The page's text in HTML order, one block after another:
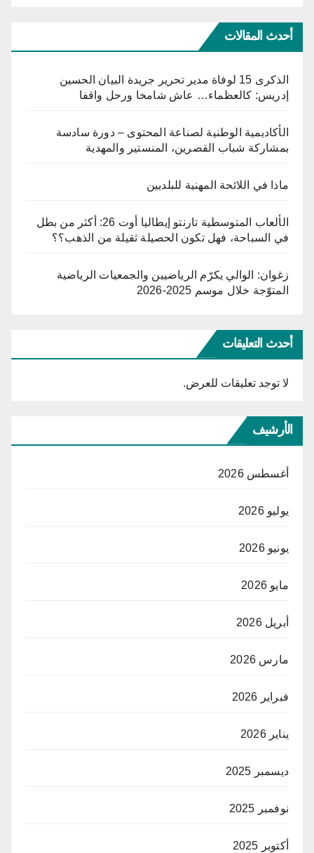
أحدث المقالات
الذكرى 15 لوفاة مدير تحرير جريدة البيان الحسين
إدريس: كالعظماء… عاش شامخا ورحل واقفا
الأكاديمية الوطنية لصناعة المحتوى – دورة سادسة
بمشاركة شباب القصرين، المنستير والمهدية
ماذا في اللائحة المهنية للبلديين
الألعاب المتوسطية تارنتو إيطاليا أوت 26: أكثر من بطل
في السباحة، فهل تكون الحصيلة ثقيلة من الذهب؟؟
زغوان: الوالي يكرّم الرياضيين والجمعيات الرياضية
المتوّجة خلال موسم 2025-2026
أحدث التعليقات
لا توجد تعليقات للعرض.
الأرشيف
أغسطس 2026
يوليو 2026
يونيو 2026
مايو 2026
أبريل 2026
مارس 2026
فبراير 2026
يناير 2026
ديسمبر 2025
نوفمبر 2025
أكتوبر 2025